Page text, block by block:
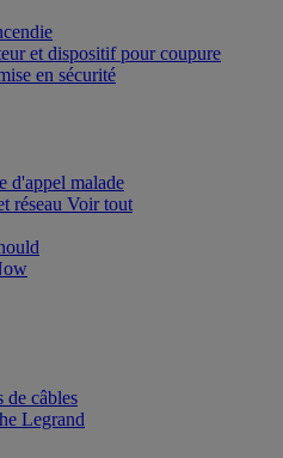
et dispositif pour coupure
en sécurité
d'appel malade
réseau Voir tout
de câbles
Legrand